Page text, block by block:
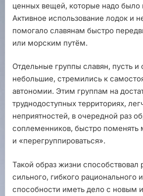
ценных вещей, которые надо было
Активное использование лодок и
помогало славянам быстро
или морским путём.
Отдельные группы славян, пусть и
небольшие, стремились к
автономии. Этим группам на
труднодоступных территориях,
неприятностей, в очередной раз
соплеменников, быстро поменять
и «перегруппироваться».
Такой образ жизни способствовал
сильного, гибкого рационального
способности иметь дело с новым